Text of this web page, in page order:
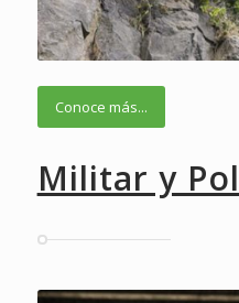
Conoce más...
Militar y